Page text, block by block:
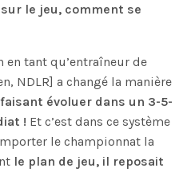
le jeu, comment se
en tant qu’entraîneur de
NDLR] a changé la manière
évoluer dans un 3-5-
! Et c’est dans ce système
le championnat la
le plan de jeu, il reposait